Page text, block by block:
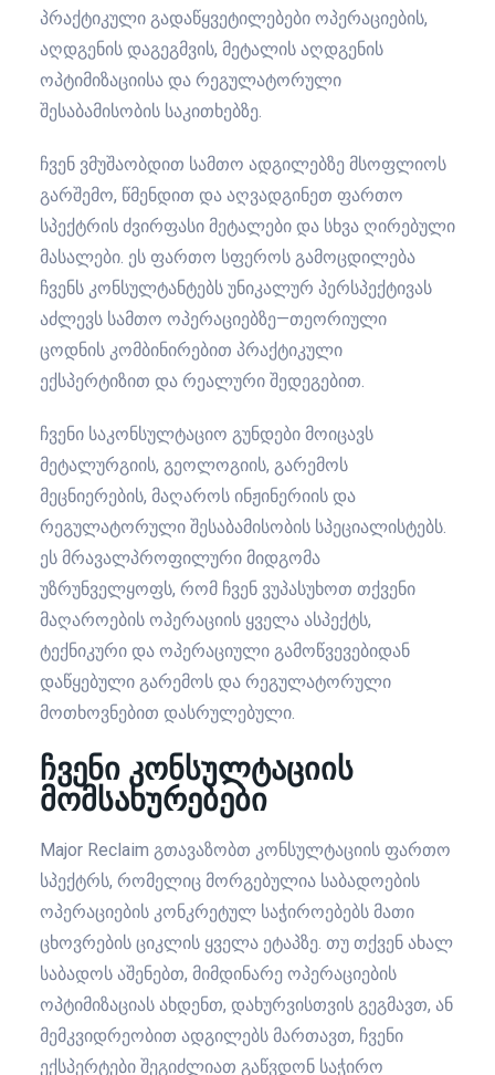
პრაქტიკული გადაწყვეტილებები ოპერაციების,
აღდგენის დაგეგმვის, მეტალის აღდგენის
ოპტიმიზაციისა და რეგულატორული
შესაბამისობის საკითხებზე.
ჩვენ ვმუშაობდით სამთო ადგილებზე მსოფლიოს
გარშემო, წმენდით და აღვადგინეთ ფართო
სპექტრის ძვირფასი მეტალები და სხვა ღირებული
მასალები. ეს ფართო სფეროს გამოცდილება
ჩვენს კონსულტანტებს უნიკალურ პერსპექტივას
აძლევს სამთო ოპერაციებზე—თეორიული
ცოდნის კომბინირებით პრაქტიკული
ექსპერტიზით და რეალური შედეგებით.
ჩვენი საკონსულტაციო გუნდები მოიცავს
მეტალურგიის, გეოლოგიის, გარემოს
მეცნიერების, მაღაროს ინჟინერიის და
რეგულატორული შესაბამისობის სპეციალისტებს.
ეს მრავალპროფილური მიდგომა
უზრუნველყოფს, რომ ჩვენ ვუპასუხოთ თქვენი
მაღაროების ოპერაციის ყველა ასპექტს,
ტექნიკური და ოპერაციული გამოწვევებიდან
დაწყებული გარემოს და რეგულატორული
მოთხოვნებით დასრულებული.
ჩვენი კონსულტაციის
მომსახურებები
Major Reclaim გთავაზობთ კონსულტაციის ფართო
სპექტრს, რომელიც მორგებულია საბადოების
ოპერაციების კონკრეტულ საჭიროებებს მათი
ცხოვრების ციკლის ყველა ეტაპზე. თუ თქვენ ახალ
საბადოს აშენებთ, მიმდინარე ოპერაციების
ოპტიმიზაციას ახდენთ, დახურვისთვის გეგმავთ, ან
მემკვიდრეობით ადგილებს მართავთ, ჩვენი
ექსპერტები შეგიძლიათ გაწვდონ საჭირო